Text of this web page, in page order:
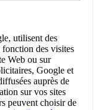
utilisent des
des visites
Web ou sur
Google et
auprès de
sur vos sites
peuvent choisir de